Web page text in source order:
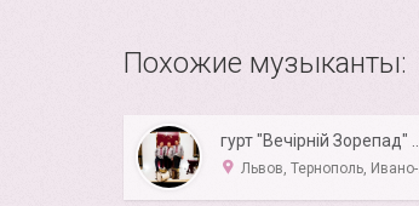
Похожие музыканты:
Львов, Тернополь, Ивано-Франковск